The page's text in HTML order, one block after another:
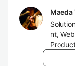
Maeda
nt,